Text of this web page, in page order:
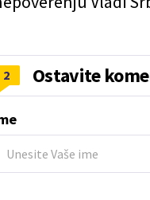
2 Ostavite